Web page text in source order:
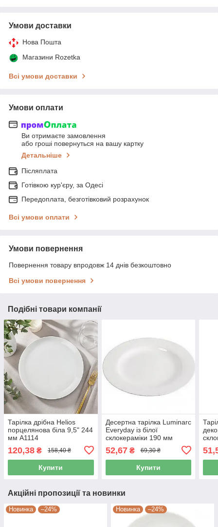
Умови доставки
Нова Пошта
Магазини Rozetka
Всі умови доставки
Умови оплати
Ви отримаєте замовлення
або гроші повернуться на вашу картку
Детальніше
Післяплата
Готівкою кур'єру, за Одесі
Передоплата, безготівковий розрахунок
Всі умови оплати
Умови повернення
Повернення товару впродовж 14 днів безкоштовно
Всі умови повернення
Подібні товари компанії
Тарілка дрібна Helios
порцелянова біла 9,5" 244
мм A1114
120,38 ₴ 158,40 ₴
Купити
Десертна тарілка Luminarc
Everyday із білої
склокераміки 190 мм
52,67₴ 69,30 ₴
Купити
Акційні пропозиції та новинки
Новинка –24% Новинка –24%